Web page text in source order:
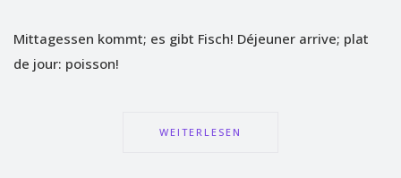
Mittagessen kommt; es gibt Fisch! Déjeuner arrive; plat
de jour: poisson!
WEITERLESEN